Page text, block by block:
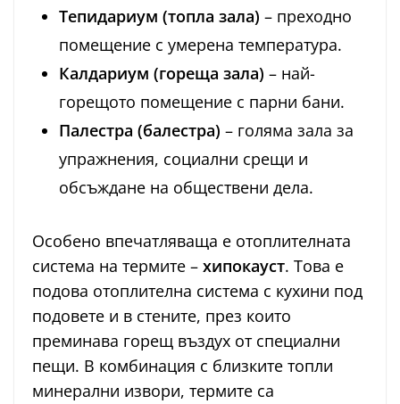
Тепидариум (топла зала) – преходно
помещение с умерена температура.
Калдариум (гореща зала) – най-
горещото помещение с парни бани.
Палестра (балестра) – голяма зала за
упражнения, социални срещи и
обсъждане на обществени дела.
Особено впечатляваща е отоплителната
система на термите – хипокауст. Това е
подова отоплителна система с кухини под
подовете и в стените, през които
преминава горещ въздух от специални
пещи. В комбинация с близките топли
минерални извори, термите са